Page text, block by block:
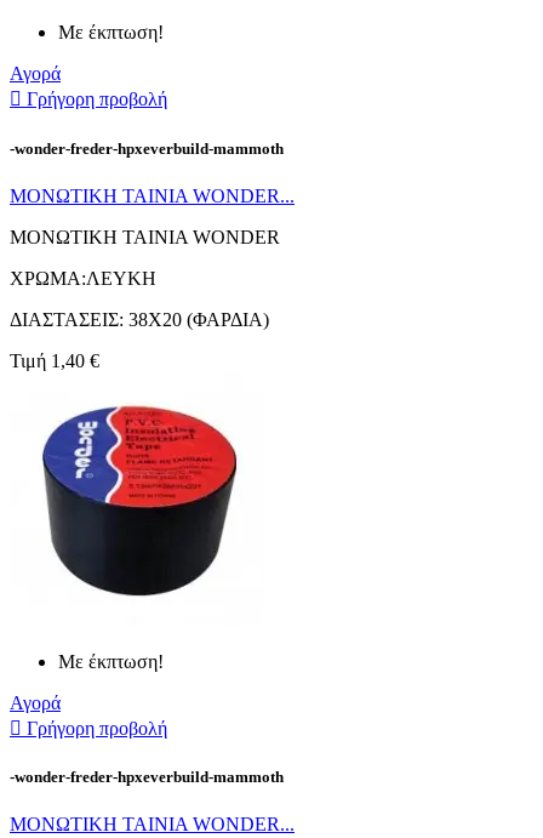
Με έκπτωση!
Αγορά
 Γρήγορη προβολή
-wonder-freder-hpxeverbuild-mammoth
ΜΟΝΩΤΙΚΗ ΤΑΙΝΙΑ WONDER...
ΜΟΝΩΤΙΚΗ ΤΑΙΝΙΑ WONDER
ΧΡΩΜΑ:ΛΕΥΚΗ
ΔΙΑΣΤΑΣΕΙΣ: 38X20 (ΦΑΡΔΙΑ)
Τιμή 1,40 €
Με έκπτωση!
Αγορά
 Γρήγορη προβολή
-wonder-freder-hpxeverbuild-mammoth
ΜΟΝΩΤΙΚΗ ΤΑΙΝΙΑ WONDER...